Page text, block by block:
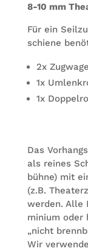
8-10 mm
Für ein
schiene
2x
1x
1x
Das
als rei­nes
bühne) mit
(z.B.
wer­den. Alle
mi­nium oder
„nicht
Wir